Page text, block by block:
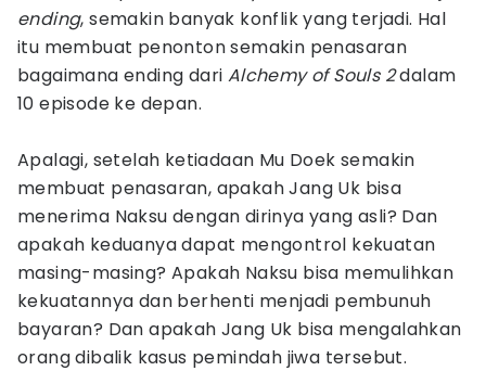
ending, semakin banyak konflik yang terjadi. Hal
itu membuat penonton semakin penasaran
bagaimana ending dari Alchemy of Souls 2dalam
10 episode ke depan.
Apalagi, setelah ketiadaan Mu Doek semakin
membuat penasaran, apakah Jang Uk bisa
menerima Naksu dengan dirinya yang asli? Dan
apakah keduanya dapat mengontrol kekuatan
masing-masing? Apakah Naksu bisa memulihkan
kekuatannya dan berhenti menjadi pembunuh
bayaran? Dan apakah Jang Uk bisa mengalahkan
orang dibalik kasus pemindah jiwa tersebut.